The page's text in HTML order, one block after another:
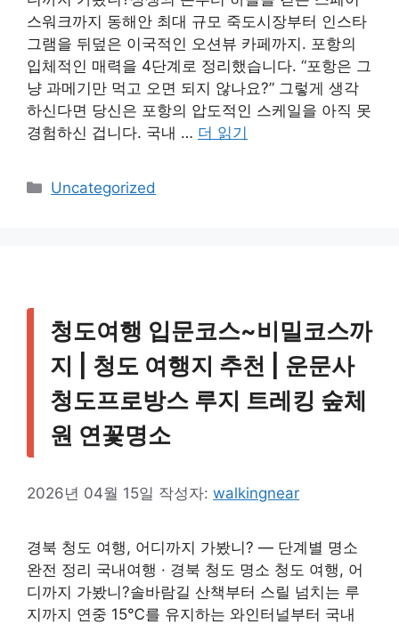
스워크까지 동해안 최대 규모 죽도시장부터 인스타
그램을 뒤덮은 이국적인 오션뷰 카페까지. 포항의
입체적인 매력을 4단계로 정리했습니다. “포항은 그
냥 과메기만 먹고 오면 되지 않나요?” 그렇게 생각
하신다면 당신은 포항의 압도적인 스케일을 아직 못
경험하신 겁니다. 국내 … 더 읽기
카
Uncategorized
청도여행 입문코스~비밀코스까
지 | 청도 여행지 추천 | 운문사
청도프로방스 루지 트레킹 숲체
원 연꽃명소
2026년 04월 15일 작성자: walkingnear
경북 청도 여행, 어디까지 가봤니? — 단계별 명소
완전 정리 국내여행 · 경북 청도 명소 청도 여행, 어
디까지 가봤니?솔바람길 산책부터 스릴 넘치는 루
지까지 연중 15℃를 유지하는 와인터널부터 국내